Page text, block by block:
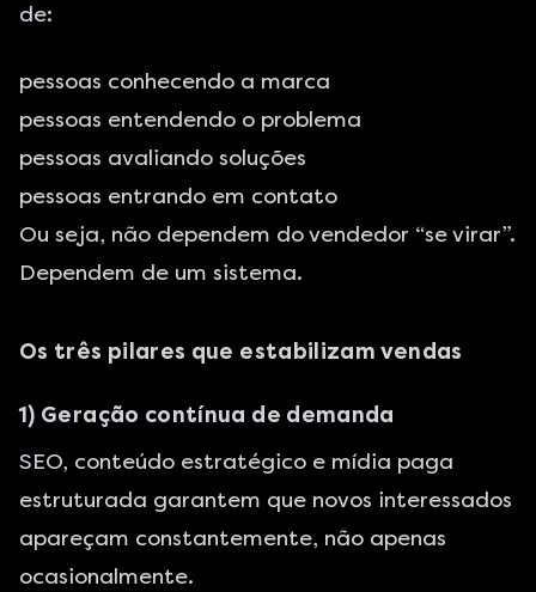
de:
pessoas conhecendo a marca
pessoas entendendo o problema
pessoas avaliando soluções
pessoas entrando em contato
Ou seja, não dependem do vendedor “se virar”.
Dependem de um sistema.
Os três pilares que estabilizam vendas
1) Geração contínua de demanda
SEO, conteúdo estratégico e mídia paga
estruturada garantem que novos interessados
apareçam constantemente, não apenas
ocasionalmente.